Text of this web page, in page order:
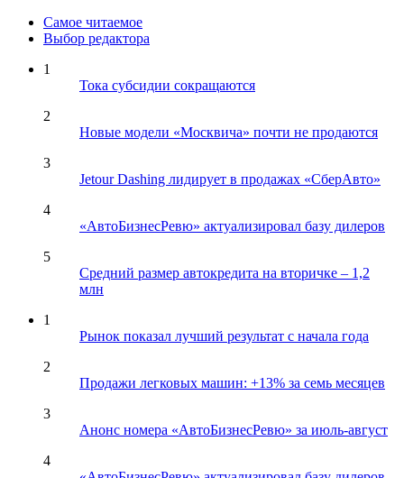
Самое читаемое
Выбор редактора
1
Тока субсидии сокращаются
2
Новые модели «Москвича» почти не продаются
3
Jetour Dashing лидирует в продажах «СберАвто»
4
«АвтоБизнесРевю» актуализировал базу дилеров
5
Средний размер автокредита на вторичке – 1,2
млн
1
Рынок показал лучший результат с начала года
2
Продажи легковых машин: +13% за семь месяцев
3
Анонс номера «АвтоБизнесРевю» за июль-август
4